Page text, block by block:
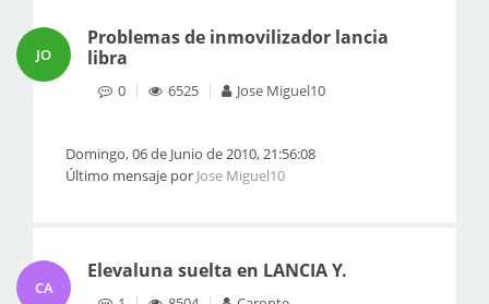
JO
Problemas de inmovilizador lancia
libra
0 6525 Jose Miguel10
Domingo, 06 de Junio de 2010, 21:56:08
Último mensaje por Jose Miguel10
CA
Elevaluna suelta en LANCIA Y.